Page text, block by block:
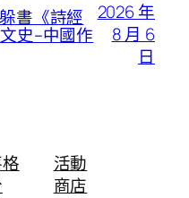
書《詩經
史–中國作
2026 年
8 月 6
日
活動
商店